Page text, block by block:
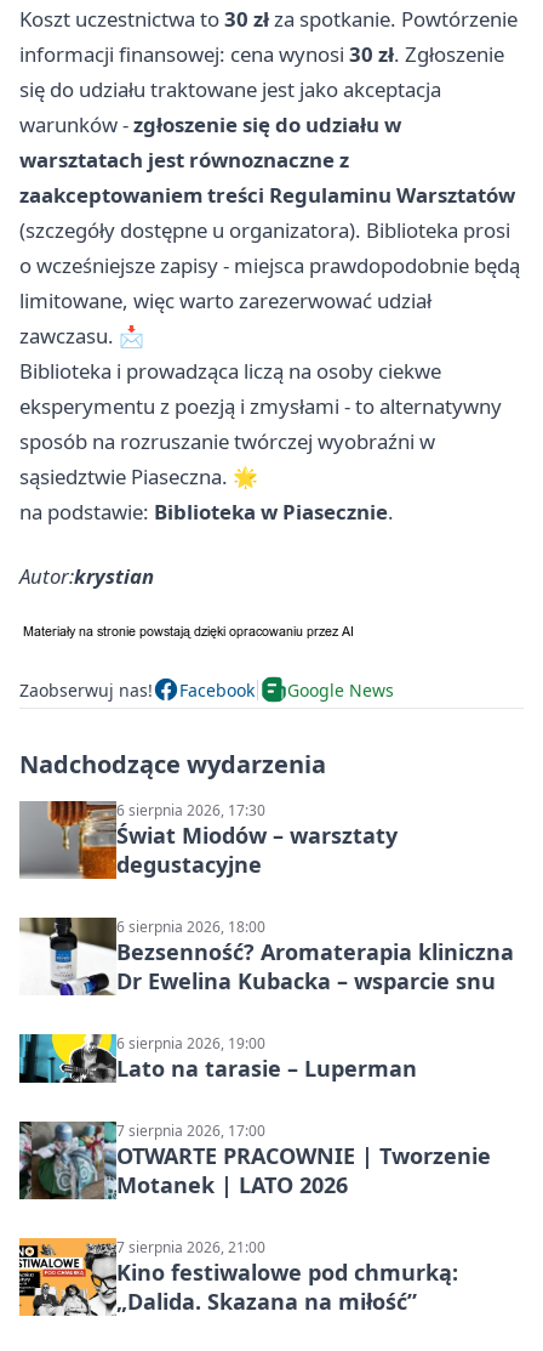
Koszt uczestnictwa to30 złza spotkanie. Powtórzenie
informacji finansowej: cena wynosi 30 zł. Zgłoszenie
się do udziału traktowane jest jako akceptacja
warunków -zgłoszenie się do udziału w
warsztatach jest równoznaczne z
zaakceptowaniem treści Regulaminu Warsztatów
(szczegóły dostępne u organizatora). Biblioteka prosi
o wcześniejsze zapisy - miejsca prawdopodobnie będą
limitowane, więc warto zarezerwować udział
zawczasu. 📩
Biblioteka i prowadząca liczą na osoby ciekwe
eksperymentu z poezją i zmysłami - to alternatywny
sposób na rozruszanie twórczej wyobraźni w
sąsiedztwie Piaseczna. 🌟
na podstawie: Biblioteka w Piasecznie.
Autor:krystian
Zaobserwuj nas! Facebook Google News
Nadchodzące wydarzenia
6 sierpnia 2026, 17:30
Świat Miodów – warsztaty
degustacyjne
6 sierpnia 2026, 18:00
Bezsenność? Aromaterapia kliniczna
Dr Ewelina Kubacka – wsparcie snu
6 sierpnia 2026, 19:00
Lato na tarasie – Luperman
7 sierpnia 2026, 17:00
OTWARTE PRACOWNIE | Tworzenie
Motanek | LATO 2026
7 sierpnia 2026, 21:00
Kino festiwalowe pod chmurką:
„Dalida. Skazana na miłość”